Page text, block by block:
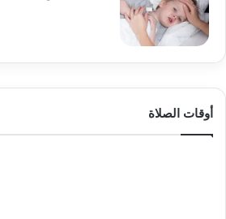
أوقات الصلاة